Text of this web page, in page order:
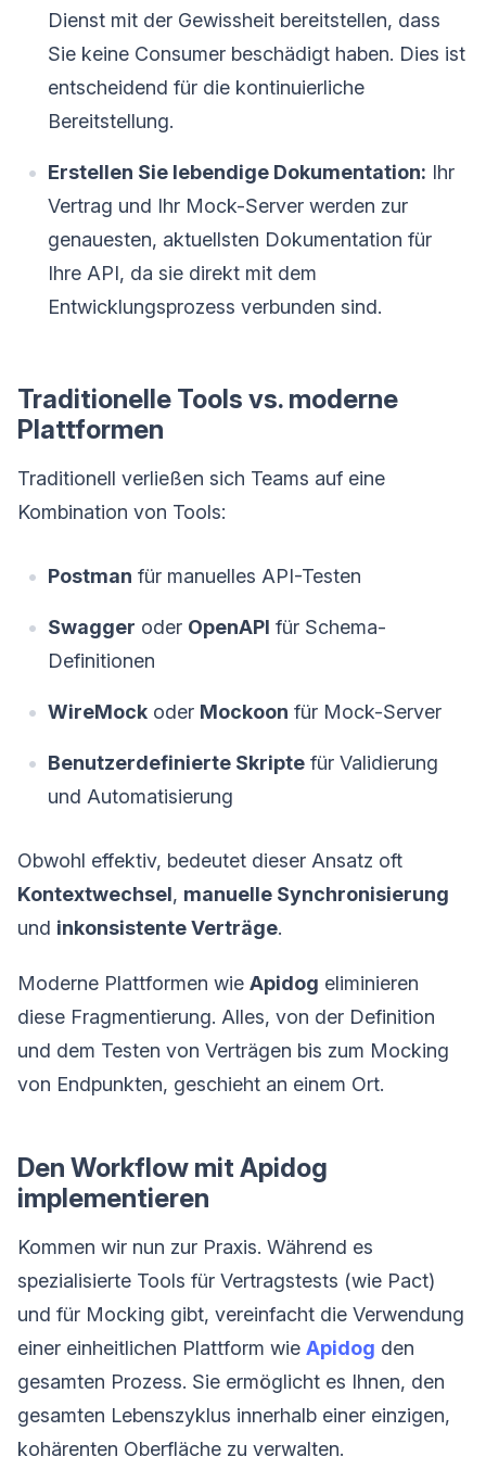
Dienst mit der Gewissheit bereitstellen, dass
Sie keine Consumer beschädigt haben. Dies ist
entscheidend für die kontinuierliche
Bereitstellung.
Erstellen Sie lebendige Dokumentation: Ihr
Vertrag und Ihr Mock-Server werden zur
genauesten, aktuellsten Dokumentation für
Ihre API, da sie direkt mit dem
Entwicklungsprozess verbunden sind.
Traditionelle Tools vs. moderne
Plattformen
Traditionell verließen sich Teams auf eine
Kombination von Tools:
Postman für manuelles API-Testen
Swagger oder OpenAPI für Schema-
Definitionen
WireMock oder Mockoon für Mock-Server
Benutzerdefinierte Skripte für Validierung
und Automatisierung
Obwohl effektiv, bedeutet dieser Ansatz oft
Kontextwechsel, manuelle Synchronisierung
und inkonsistente Verträge.
Moderne Plattformen wie Apidog eliminieren
diese Fragmentierung. Alles, von der Definition
und dem Testen von Verträgen bis zum Mocking
von Endpunkten, geschieht an einem Ort.
Den Workflow mit Apidog
implementieren
Kommen wir nun zur Praxis. Während es
spezialisierte Tools für Vertragstests (wie Pact)
und für Mocking gibt, vereinfacht die Verwendung
einer einheitlichen Plattform wie Apidog den
gesamten Prozess. Sie ermöglicht es Ihnen, den
gesamten Lebenszyklus innerhalb einer einzigen,
kohärenten Oberfläche zu verwalten.